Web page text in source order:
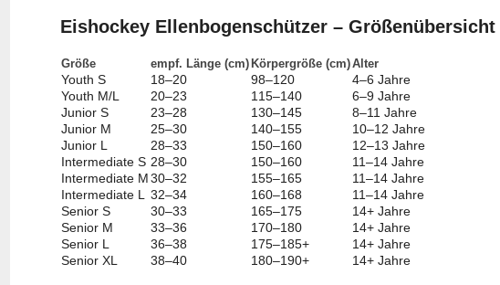
Eishockey Ellenbogenschützer – Größenübersicht
Größe empf. Länge (cm) Körpergröße (cm)Alter
Youth S 18–20 98–120
4–6 Jahre
Youth M/L
20–23 115–140
6–9 Jahre
Junior S
23–28 130–145
8–11 Jahre
Junior M
25–30 140–155
10–12 Jahre
Junior L
28–33 150–160
12–13 Jahre
Intermediate S 28–30 150–160
11–14 Jahre
Intermediate M30–32 155–165
11–14 Jahre
Intermediate L 32–34 160–168
11–14 Jahre
Senior S
30–33 165–175
14+ Jahre
Senior M
33–36 170–180
14+ Jahre
Senior L
36–38 175–185+
14+ Jahre
Senior XL
38–40 180–190+ 14+ Jahre